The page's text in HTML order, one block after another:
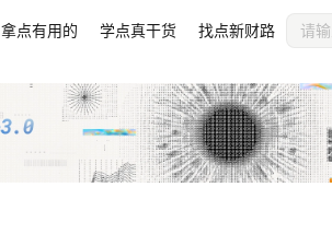
拿点有用的 学点真干货 找点新财路